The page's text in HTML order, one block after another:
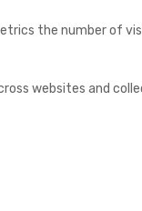
the number of
websites and